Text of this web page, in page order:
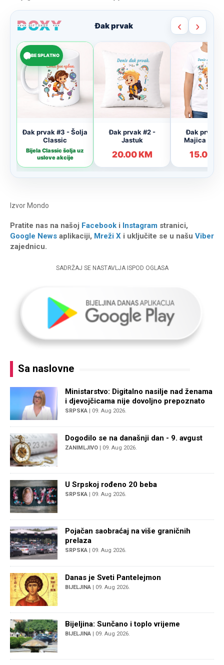
Izvor Mondo
Pratite nas na našoj Facebook i Instagram stranici,
Google News aplikaciji, Mreži X i uključite se u našu Viber
zajednicu.
SADRŽAJ SE NASTAVLJA ISPOD OGLASA
Sa naslovne
Ministarstvo: Digitalno nasilje nad ženama
i djevojčicama nije dovoljno prepoznato
SRPSKA | 09. Aug 2026.
Dogodilo se na današnji dan - 9. avgust
ZANIMLJIVO | 09. Aug 2026.
U Srpskoj rođeno 20 beba
SRPSKA | 09. Aug 2026.
Pojačan saobraćaj na više graničnih
prelaza
SRPSKA | 09. Aug 2026.
Danas je Sveti Pantelejmon
BIJELJINA | 09. Aug 2026.
Bijeljina: Sunčano i toplo vrijeme
BIJELJINA | 09. Aug 2026.